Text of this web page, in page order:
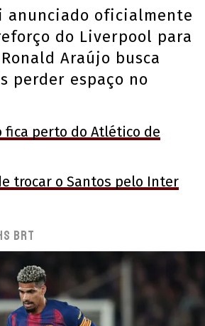
anunciado oficialmente
do Liverpool para
Araújo busca
perder espaço no
fica perto do Atlético de
trocar o Santos pelo Inter
BRT